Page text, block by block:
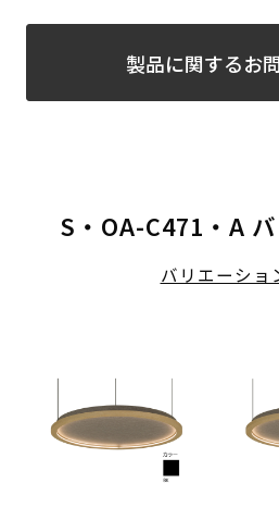
製品に関するお
S・OA-C471・A
バリエーショ